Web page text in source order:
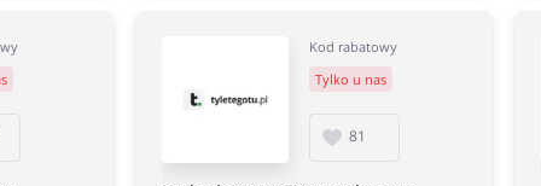
Kod rabatowy
Tylko u nas
81